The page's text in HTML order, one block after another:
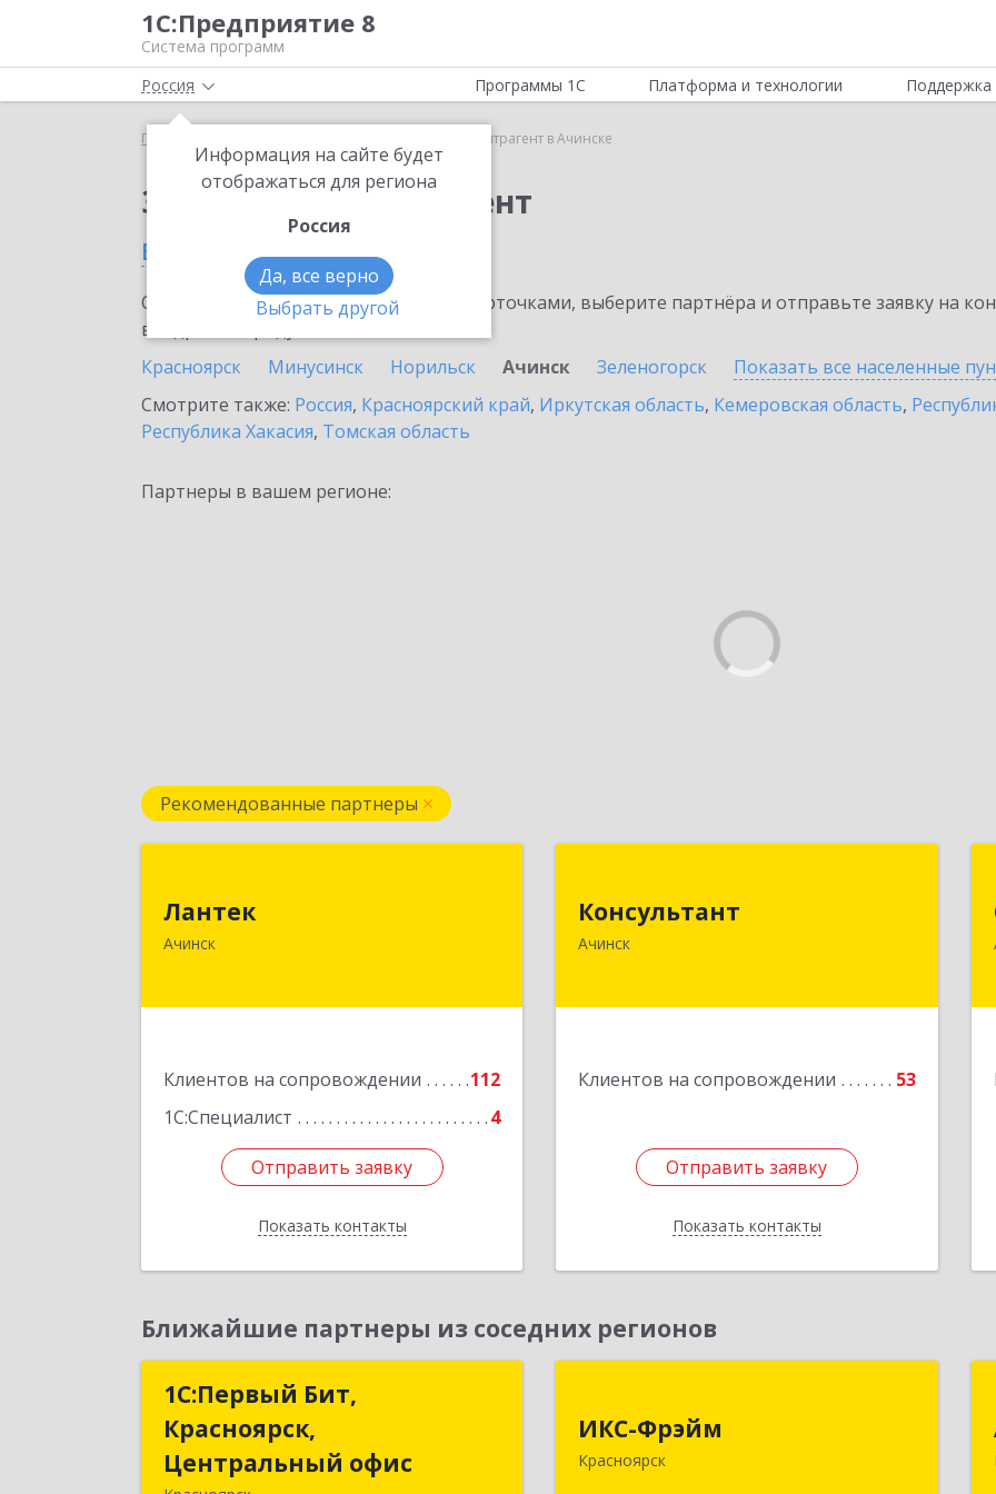
1С:Предприятие 8
Система программ
Россия
Информация на сайте будет
отображаться для региона
Россия
Да, все верно
Выбрать другой
Программы 1С Платформа и технологии Поддержка
Главная 1С:Контрагент в Ачинске
Заказать 1С:Контрагент
в Ачинске
Ознакомьтесь с информационными карточками, выберите партнёра и отправьте заявку на
внедрение продукта.
Красноярск
Минусинск Норильск Ачинск Зеленогорск Показать все населенные
Смотрите также: Россия, Красноярский край, Иркутская область, Кемеровская область,
Республика Хакасия, Томская область
Партнеры в вашем регионе:
Рекомендованные партнеры
Лантек
Ачинск
Клиентов на сопровождении
112
1С:Специалист
4
Отправить заявку
Показать контакты
Подробнее
Отправить заявку
Назад
Консультант
Ачинск
Клиентов на сопровождении 53
Отправить заявку
Показать контакты
662159, Красноярский край, Ачинск г,
Юго-Восточный район, дом № 21А
Подробнее
Отправить заявку
Назад
Ближайшие партнеры из соседних регионов
1С:Первый Бит,
Красноярск,
Центральный офис
1С:Первый Бит,
Центральный офис
ИКС-Фрэйм
Красноярск
Красноярск г, Батурина ул, дом № 32,